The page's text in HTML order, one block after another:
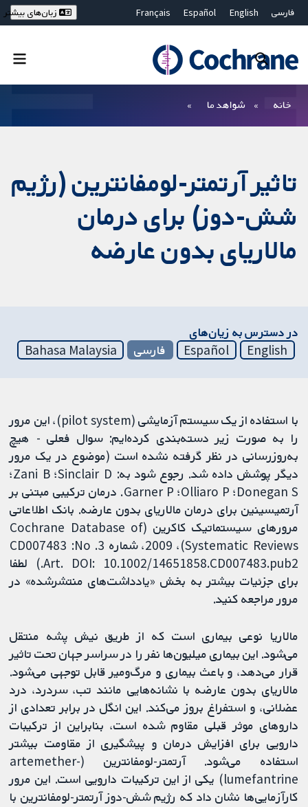
فارسی English
Español
Français
Bahasa Malaysia
ไทย
繁體中文
زبان‌های بیشتر
خانه شواهد ما
تاثیر آرتمتر-لومفانترین (رژیم
شش-دوز) برای درمان
مالاریای بدون عارضه
در دسترس به زیان‌های
English
Español فارسی Bahasa Malaysia
با استفاده از یک سیستم آزمایشی (pilot system)، این مرور
را به‌ صورت زیر دسته‌بندی کرده‌ایم: سوال فعلی - هیچ
به‌روزرسانی در نظر گرفته نشده است (موضوع در یک مرور
دیگر پوشش داده شد. رجوع شود به: Sinclair D؛ Zani B؛
Donegan S؛ Olliaro P؛ Garner P. درمان ترکیبی مبتنی بر
آرتمیسینین برای درمان مالاریای بدون عارضه. بانک اطلاعاتی
مرورهای سیستماتیک کاکرین (Cochrane Database of
Systematic Reviews)، 2009، شماره 3. CD007483 :No
Art. DOI: 10.1002/14651858.CD007483.pub2.) لطفا
برای جزئیات بیشتر به بخش «یادداشت‌های منتشرشده» در
مرور مراجعه کنید.
مالاریا نوعی بیماری است که از طریق نیش پشه منتقل
می‌شود. این بیماری میلیون‌ها نفر را در سراسر جهان تحت تاثیر
قرار می‌دهد، و باعث بیماری و مرگ‌ومیر قابل توجهی می‌شود.
مالاریای بدون عارضه با نشانه‌هایی مانند تب، سردرد، درد
عضلانی، و استفراغ بروز می‌کند. این انگل در برابر تعدادی از
داروهای موثر قبلی مقاوم شده است، بنابراین از ترکیبات
دارویی برای افزایش درمان و پیشگیری از مقاومت بیشتر
استفاده می‌شود. آرتمتر-لومفانترین (artemether-
lumefantrine) یکی از این ترکیبات دارویی است. این مرور
کارآزمایی‌ها نشان داد که رژیم شش-دوز آرتمتر-لومفانترین با